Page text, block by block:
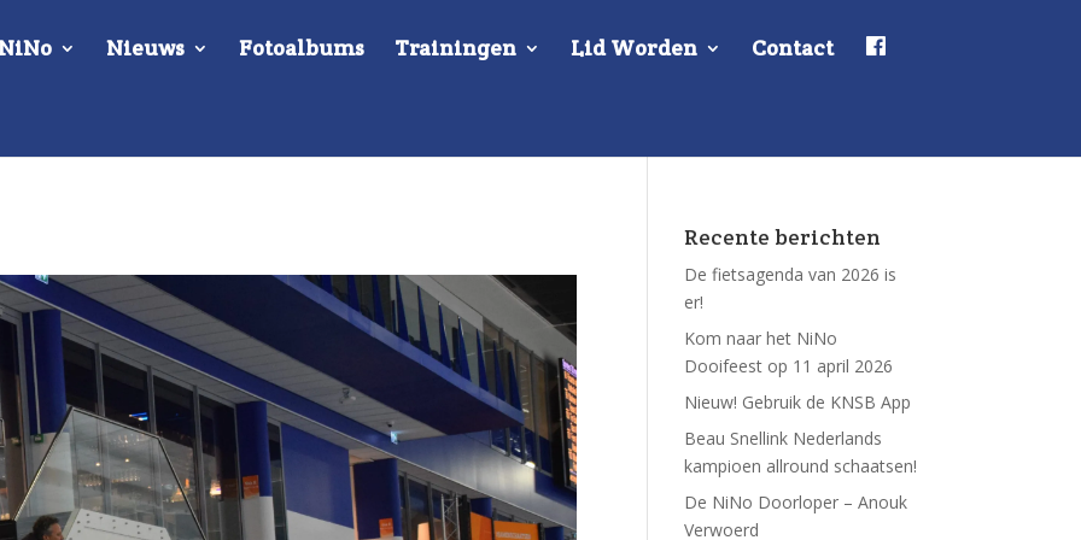
Nieuws Fotoalbums Trainingen Lid Worden Contact
k
Recente berichten
De fietsagenda van 2026 is
er!
Kom naar het NiNo
Dooifeest op 11 april 2026
Nieuw! Gebruik de KNSB App
Beau Snellink Nederlands
kampioen allround schaatsen!
De NiNo Doorloper – Anouk
Verwoerd